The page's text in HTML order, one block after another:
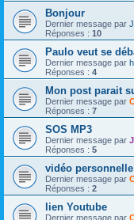
Bonjour
Dernier message par
Réponses : 10
Paulo veut se
Dernier message par
Réponses : 4
Mon post parait
Dernier message par
Réponses : 7
SOS MP3
Dernier message par
Réponses : 5
vidéo personnelle
Dernier message par
Réponses : 2
lien Youtube
Dernier message par